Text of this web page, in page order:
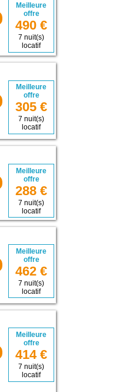
Meilleure
offre
490 €
7 nuit(s)
locatif
Meilleure
offre
305 €
7 nuit(s)
locatif
Meilleure
offre
288 €
7 nuit(s)
locatif
Meilleure
offre
462 €
7 nuit(s)
locatif
Meilleure
offre
414 €
7 nuit(s)
locatif